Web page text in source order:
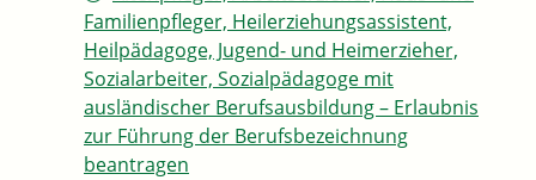
Familienpfleger, Heilerziehungsassistent,
Heilpädagoge, Jugend- und Heimerzieher,
Sozialarbeiter, Sozialpädagoge mit
ausländischer Berufsausbildung – Erlaubnis
zur Führung der Berufsbezeichnung
beantragen